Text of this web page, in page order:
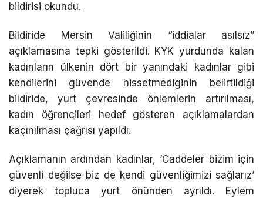
bildirisi okundu.
Bildiride Mersin Valiliğinin “iddialar asılsız”
açıklamasına tepki gösterildi. KYK yurdunda kalan
kadınların ülkenin dört bir yanındaki kadınlar gibi
kendilerini güvende hissetmediginin belirtildiği
bildiride, yurt çevresinde önlemlerin artırılması,
kadın öğrencileri hedef gösteren açıklamalardan
kaçınılması çağrısı yapıldı.
Açıklamanın ardından kadınlar, ‘Caddeler bizim için
güvenli değilse biz de kendi güvenliğimizi sağlarız’
diyerek topluca yurt önünden ayrıldı. Eylem